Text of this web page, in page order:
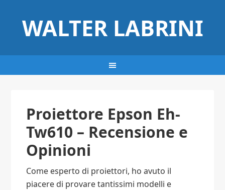
WALTER LABRINI
Proiettore Epson Eh-
Tw610 – Recensione e
Opinioni
Come esperto di proiettori, ho avuto il
piacere di provare tantissimi modelli e